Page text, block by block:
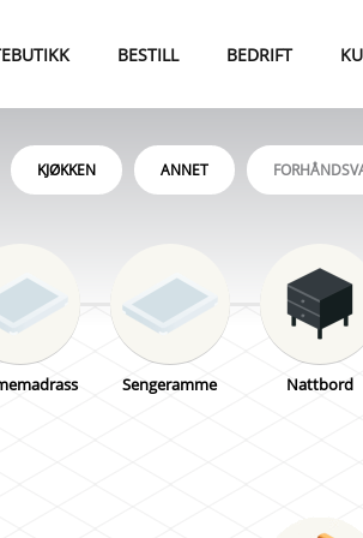
BESTILL BEDRIFT
KJØKKEN ANNET
Sengeramme Nattbord
table (4+6) Stort spisebord Spisestuestol
Oppvaskmaskin Microbølgovn
Grill Metal Shelving
SOVEROM